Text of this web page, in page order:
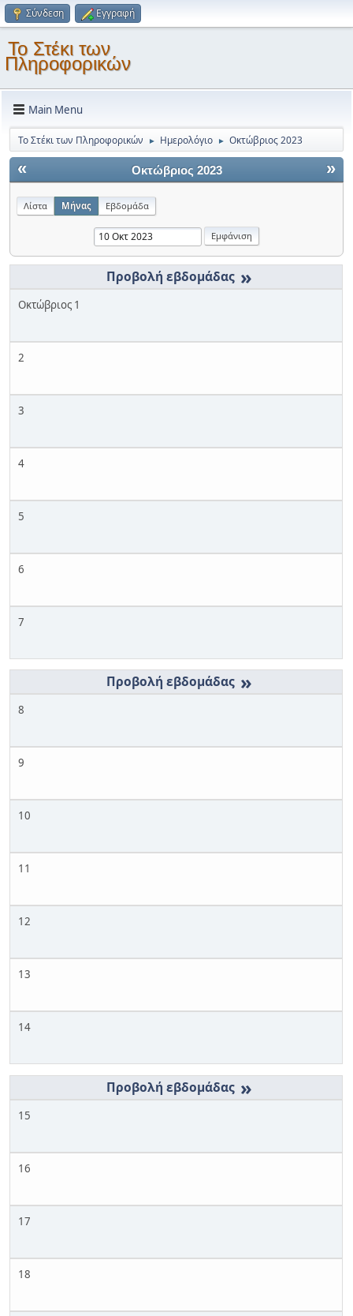
Σύνδεση Εγγραφή
Το Στέκι των
Πληροφορικών
Main Menu
Το Στέκι των Πληροφορικών ► Ημερολόγιο ► Οκτώβριος 2023
« »
Οκτώβριος 2023
Λίστα Μήνας Εβδομάδα
»
Οκτώβριος 1
2
3
4
5
6
7
»
8
9
10
11
12
13
14
»
15
16
17
18